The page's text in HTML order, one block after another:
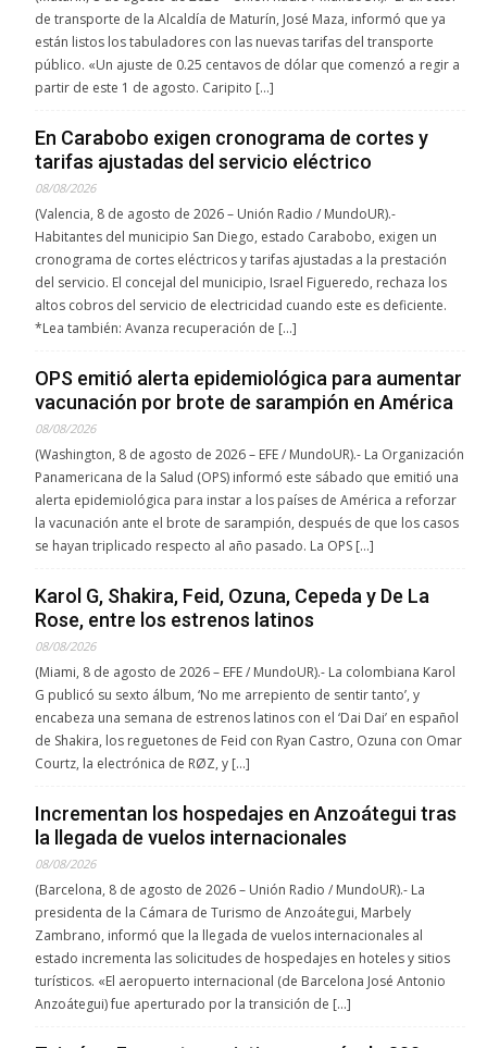
de transporte de la Alcaldía de Maturín, José Maza, informó que ya
están listos los tabuladores con las nuevas tarifas del transporte
público. «Un ajuste de 0.25 centavos de dólar que comenzó a regir a
partir de este 1 de agosto. Caripito […]
En Carabobo exigen cronograma de cortes y
tarifas ajustadas del servicio eléctrico
08/08/2026
(Valencia, 8 de agosto de 2026 – Unión Radio / MundoUR).-
Habitantes del municipio San Diego, estado Carabobo, exigen un
cronograma de cortes eléctricos y tarifas ajustadas a la prestación
del servicio. El concejal del municipio, Israel Figueredo, rechaza los
altos cobros del servicio de electricidad cuando este es deficiente.
*Lea también: Avanza recuperación de […]
OPS emitió alerta epidemiológica para aumentar
vacunación por brote de sarampión en América
08/08/2026
(Washington, 8 de agosto de 2026 – EFE / MundoUR).- La Organización
Panamericana de la Salud (OPS) informó este sábado que emitió una
alerta epidemiológica para instar a los países de América a reforzar
la vacunación ante el brote de sarampión, después de que los casos
se hayan triplicado respecto al año pasado. La OPS […]
Karol G, Shakira, Feid, Ozuna, Cepeda y De La
Rose, entre los estrenos latinos
08/08/2026
(Miami, 8 de agosto de 2026 – EFE / MundoUR).- La colombiana Karol
G publicó su sexto álbum, ‘No me arrepiento de sentir tanto’, y
encabeza una semana de estrenos latinos con el ‘Dai Dai’ en español
de Shakira, los reguetones de Feid con Ryan Castro, Ozuna con Omar
Courtz, la electrónica de RØZ, y […]
Incrementan los hospedajes en Anzoátegui tras
la llegada de vuelos internacionales
08/08/2026
(Barcelona, 8 de agosto de 2026 – Unión Radio / MundoUR).- La
presidenta de la Cámara de Turismo de Anzoátegui, Marbely
Zambrano, informó que la llegada de vuelos internacionales al
estado incrementa las solicitudes de hospedajes en hoteles y sitios
turísticos. «El aeropuerto internacional (de Barcelona José Antonio
Anzoátegui) fue aperturado por la transición de […]